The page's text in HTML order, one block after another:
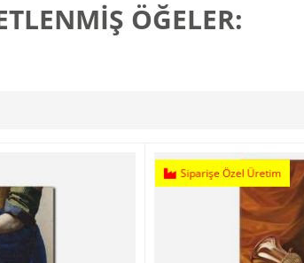
ÖĞELER:
Siparişe Özel Üretim